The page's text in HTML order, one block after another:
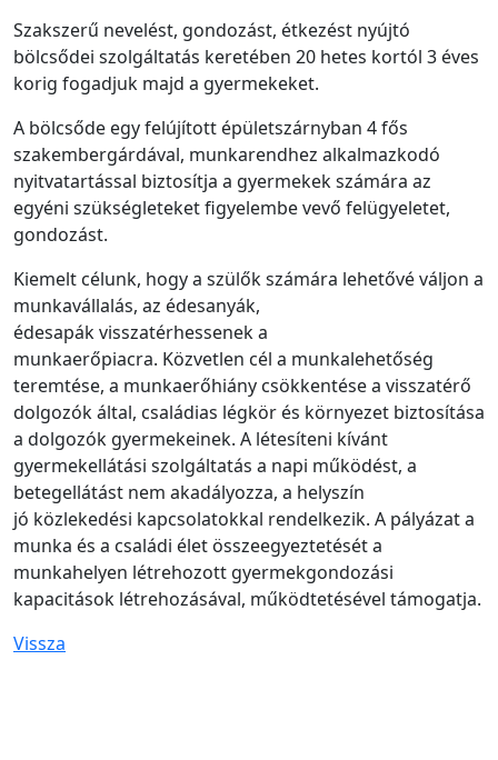
Szakszerű nevelést, gondozást, étkezést nyújtó
bölcsődei szolgáltatás keretében 20 hetes kortól 3 éves
korig fogadjuk majd a gyermekeket.
A bölcsőde egy felújított épületszárnyban 4 fős
szakembergárdával, munkarendhez alkalmazkodó
nyitvatartással biztosítja a gyermekek számára az
egyéni szükségleteket figyelembe vevő felügyeletet,
gondozást.
Kiemelt célunk, hogy a szülők számára lehetővé váljon a
munkavállalás, az édesanyák,
édesapák visszatérhessenek a
munkaerőpiacra. Közvetlen cél a munkalehetőség
teremtése, a munkaerőhiány csökkentése a visszatérő
dolgozók által, családias légkör és környezet biztosítása
a dolgozók gyermekeinek. A létesíteni kívánt
gyermekellátási szolgáltatás a napi működést, a
betegellátást nem akadályozza, a helyszín
jó közlekedési kapcsolatokkal rendelkezik. A pályázat a
munka és a családi élet összeegyeztetését a
munkahelyen létrehozott gyermekgondozási
kapacitások létrehozásával, működtetésével támogatja.
Vissza